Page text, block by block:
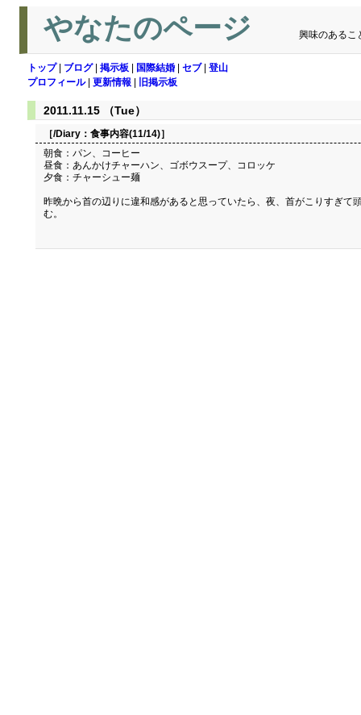
やなたのページ 興味のあるこ
トップ| ブログ| 掲示板 国際結婚 セブ| 登山
プロフィール| 更新情報 旧掲示板
2011.11.15 （Tue）
［/Diary： 食事内容(11/14)］
朝食：パン、コーヒー
昼食：あんかけチャーハン、ゴボウスープ、コロッケ
夕食：チャーシュー麺
昨晩から首の辺りに違和感があると思っていたら、夜、首がこりすぎて
む。